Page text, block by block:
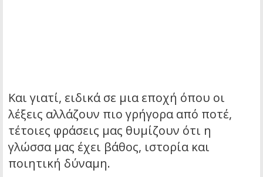
Και γιατί, ειδικά σε μια εποχή όπου οι
λέξεις αλλάζουν πιο γρήγορα από ποτέ,
τέτοιες φράσεις μας θυμίζουν ότι η
γλώσσα μας έχει βάθος, ιστορία και
ποιητική δύναμη.